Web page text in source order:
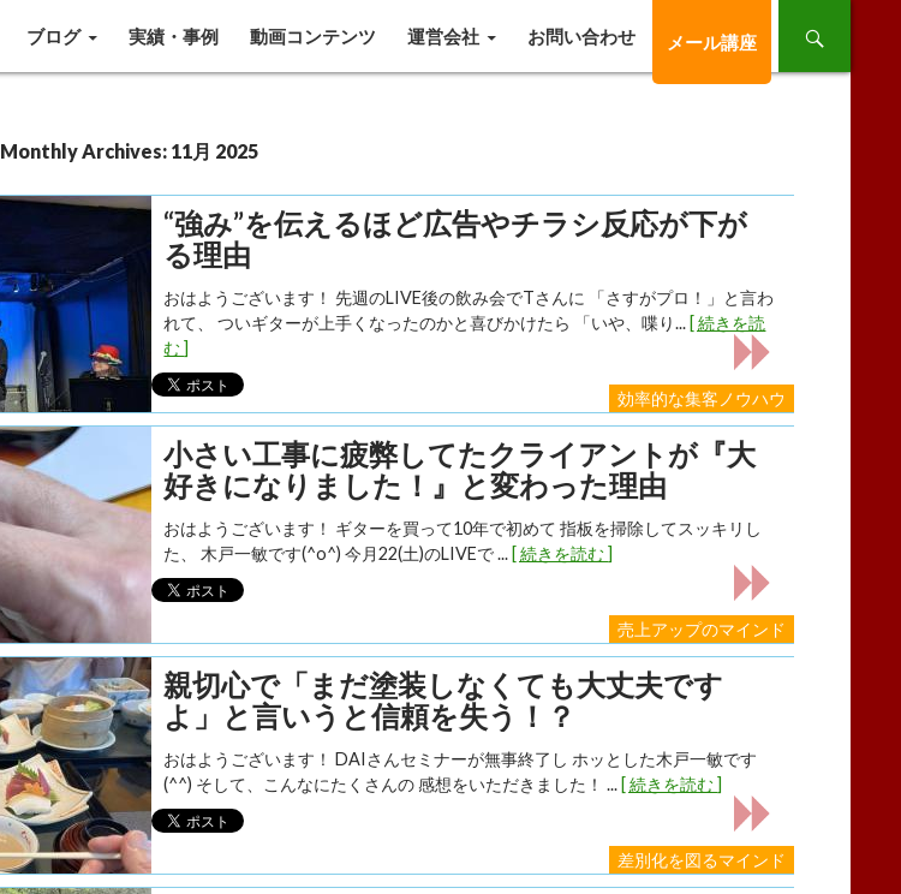
ブログ
実績・事例 動画コンテンツ 運営会社 お問い合わせ メール講座
Monthly Archives: 11月 2025
効率的な集客ノウハウ
“強み”を伝えるほど広告やチラシ反応が下が
る理由
おはようございます！ 先週のLIVE後の飲み会でTさんに 「さすがプロ！」と言わ
れて、 ついギターが上手くなったのかと喜びかけたら 「いや、喋り... [ 続きを読
む ]
売上アップのマインド
小さい工事に疲弊してたクライアントが『大
好きになりました！』と変わった理由
おはようございます！ ギターを買って10年で初めて 指板を掃除してスッキリし
た、 木戸一敏です(^o^) 今月22(土)のLIVEで ... [ 続きを読む ]
差別化を図るマインド
親切心で「まだ塗装しなくても大丈夫です
よ」と言いうと信頼を失う！？
おはようございます！ DAIさんセミナーが無事終了し ホッとした木戸一敏です
(^^) そして、こんなにたくさんの 感想をいただきました！ ... [ 続きを読む ]